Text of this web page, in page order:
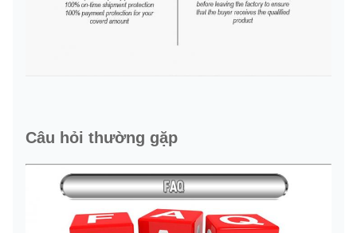
Câu hỏi thường gặp